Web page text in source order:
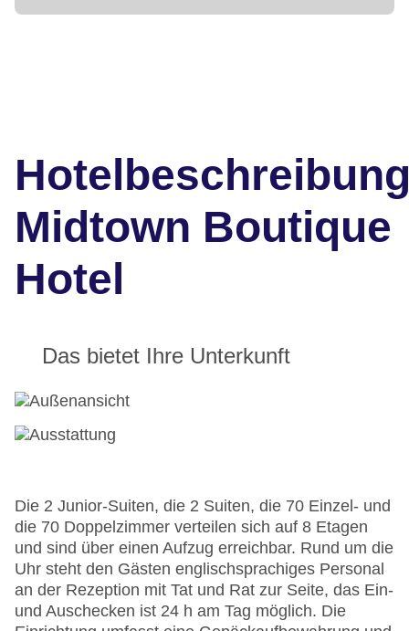
Midtown Boutique
Hotel
Das bietet Ihre Unterkunft
Die 2 Junior-Suiten, die 2 Suiten, die 70 Einzel- und
die 70 Doppelzimmer verteilen sich auf 8 Etagen
und sind über einen Aufzug erreichbar. Rund um die
Uhr steht den Gästen englischsprachiges Personal
an der Rezeption mit Tat und Rat zur Seite, das Ein-
und Auschecken ist 24 h am Tag möglich. Die